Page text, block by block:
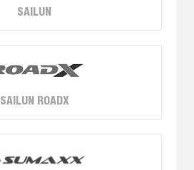
SAILUN
SAILUN ROADX